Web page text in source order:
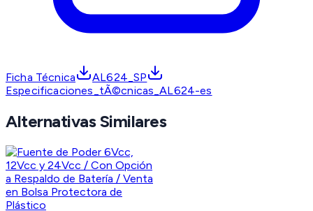
Ficha Técnica
AL624_SP
Especificaciones_tÃ©cnicas_AL624-es
Alternativas Similares